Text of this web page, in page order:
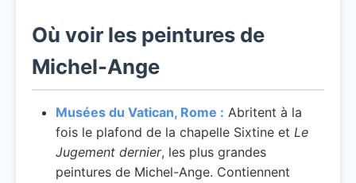
Où voir les peintures de
Michel-Ange
Musées du Vatican, Rome : Abritent à la
fois le plafond de la chapelle Sixtine et Le
Jugement dernier, les plus grandes
peintures de Michel-Ange. Contiennent